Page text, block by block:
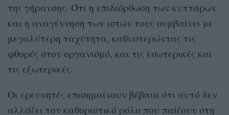
της γήρανσης. Ότι η επιδιόρθωση των κυττάρων
και η αναγέννηση των ιστών τους συμβαίνει με
μεγαλύτερη ταχύτητα, καθυστερώντας τις
φθορές στον οργανισμό, και τις εσωτερικές και
τις εξωτερικές.
Οι ερευνητές επισημαίνουν βέβαια ότι αυτό δεν
αλλάζει τον καθοριστικό ρόλο που παίζουν στη